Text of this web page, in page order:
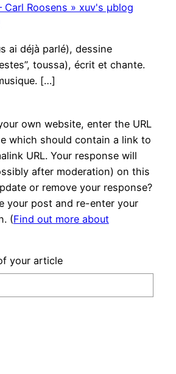
Carl Roosens » xuv's μblog
ai déjà parlé), dessine
toussa), écrit et chante.
[…]
own website, enter the URL
which should contain a link to
URL. Your response will
after moderation) on this
or remove your response?
your post and re-enter your
(Find out more about
your article